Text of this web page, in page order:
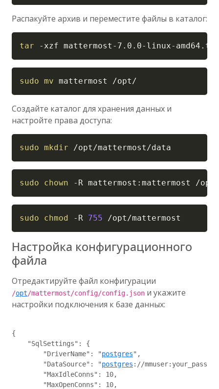
Распакуйте архив и переместите файлы в каталог:
tar -xzf mattermost-7.0.0-linux-
Copy
sudo mv mattermost /opt/
Создайте каталог для хранения данных и
настройте права доступа:
sudo mkdir /opt/mattermost/data
sudo chown -R mattermost:mattermost /
Copy
sudo chmod -R 755 /opt/mattermost
Настройка конфигурационного
файла
Отредактируйте файл конфигурации
/opt/mattermost/config/config.json и укажите
настройки подключения к базе данных:
{
    "SqlSettings": {
        "DriverName": "
postgres",
        "DataSource": "
postgres ://
        "MaxIdleConns": 10,
        "MaxOpenConns": 10,